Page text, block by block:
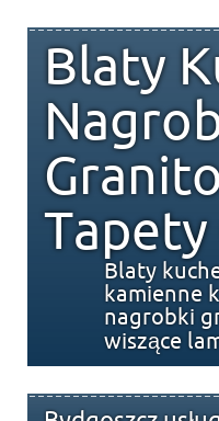
Blaty
Blaty
kamienne
nagrobki
wiszące